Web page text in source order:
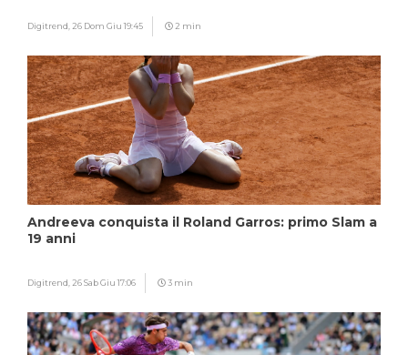
Digitrend, 26 Dom Giu 19:45 2 min
Andreeva conquista il Roland Garros: primo Slam a
19 anni
Digitrend, 26 Sab Giu 17:06 3 min